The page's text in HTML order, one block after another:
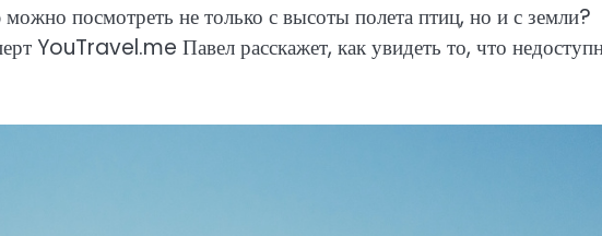
посмотреть не только с высоты полета птиц, но и с земли?
YouTravel.me Павел расскажет, как увидеть то, что